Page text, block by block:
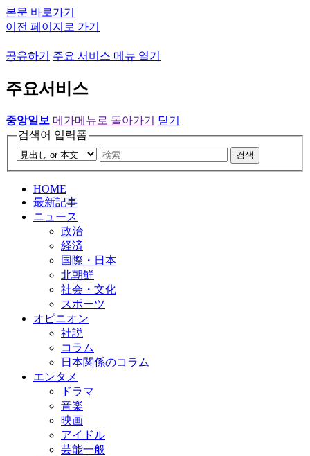
본문 바로가기
이전 페이지로 가기
공유하기 주요 서비스 메뉴 열기
주요서비스
중앙일보 메가메뉴로 돌아가기
닫기
검색어 입력폼
검색
HOME
最新記事
ニュース
政治
経済
国際・日本
北朝鮮
社会・文化
スポーツ
オピニオン
社説
コラム
日本関係のコラム
エンタメ
ドラマ
音楽
映画
アイドル
芸能一般